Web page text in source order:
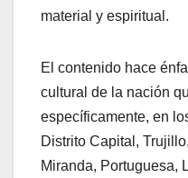
material y espiritual.
El contenido hace
cultural de la nación
específicamente, en
Distrito Capital,
Miranda, Portuguesa,